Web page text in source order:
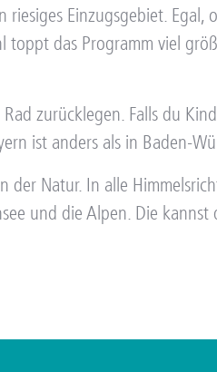
Einzugsgebiet.
toppt das Programm viel
zurücklegen. Falls du
ist anders als in Baden-
der Natur. In alle
und die Alpen. Die